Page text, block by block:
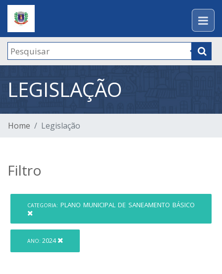
LEGISLAÇÃO
Home Legislação
Filtro
CATEGORIA: PLANO MUNICIPAL DE SANEAMENTO BÁSICO
ANO: 2024